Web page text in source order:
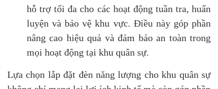
hỗ trợ tối đa cho các hoạt động tuần tra, huấn
luyện và bảo vệ khu vực. Điều này góp phần
nâng cao hiệu quả và đảm bảo an toàn trong
mọi hoạt động tại khu quân sự.
Lựa chọn lắp đặt đèn năng lượng cho khu quân sự